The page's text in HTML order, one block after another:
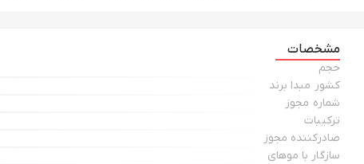
مشخصات
حجم
کشور مبدا برند
شماره مجوز
ترکیبات
صادرکننده مجوز
سازگار با موهای